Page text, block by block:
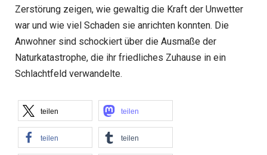
Zerstörung zeigen, wie gewaltig die Kraft der Unwetter
war und wie viel Schaden sie anrichten konnten. Die
Anwohner sind schockiert über die Ausmaße der
Naturkatastrophe, die ihr friedliches Zuhause in ein
Schlachtfeld verwandelte.
teilen teilen
teilen teilen